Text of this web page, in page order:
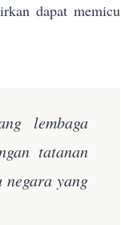
dapat memicu
lembaga
tatanan
negara yang